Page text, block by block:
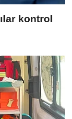
kontrol